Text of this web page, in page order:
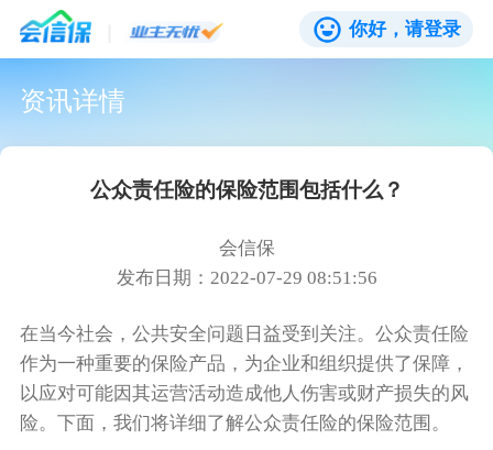
你好，请登录
资讯详情
公众责任险的保险范围包括什么？
会信保
发布日期：2022-07-29 08:51:56
在当今社会，公共安全问题日益受到关注。公众责任险
作为一种重要的保险产品，为企业和组织提供了保障，
以应对可能因其运营活动造成他人伤害或财产损失的风
险。下面，我们将详细了解公众责任险的保险范围。